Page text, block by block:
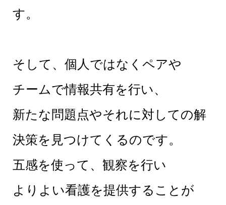
す。
そして、個人ではなくペアや
チームで情報共有を行い、
新たな問題点やそれに対しての解
決策を見つけてくるのです。
五感を使って、観察を行い
よりよい看護を提供することが